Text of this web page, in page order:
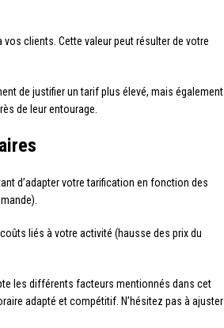
clients. Cette valeur peut résulter de votre
de justifier un tarif plus élevé, mais également
de leur entourage.
d’adapter votre tarification en fonction des
liés à votre activité (hausse des prix du
les différents facteurs mentionnés dans cet
adapté et compétitif. N’hésitez pas à ajuster